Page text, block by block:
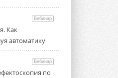
представила
насосов
R290
All-In-One
Вебинар
Как
автоматику
Вебинар
по